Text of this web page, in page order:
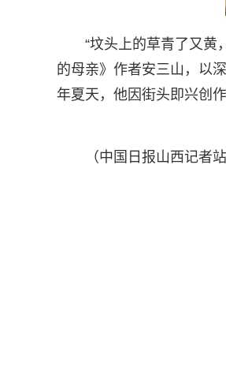
“坟头上的草青了又黄
的母亲》作者安三山，以
年夏天，他因街头即兴创
（中国日报山西记者